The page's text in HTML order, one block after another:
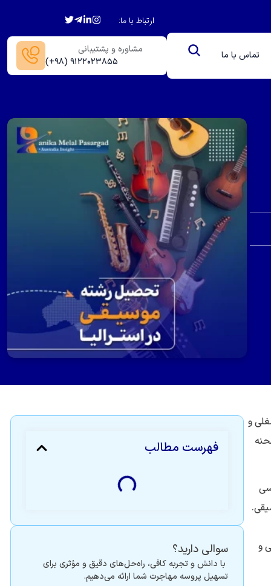
ارتباط با ما:
تماس با ما
مشاوره و پشتیبانی
(+۹۸) ۹۱۲۲۰۲۳۸۵۵
فهرست مطالب
سوالی دارید؟
با دانش و تجربه کافی، راه‌حل‌های دقیق و مؤثری برای
تسهیل پروسه مهاجرت شما ارائه می‌دهیم.
و
و